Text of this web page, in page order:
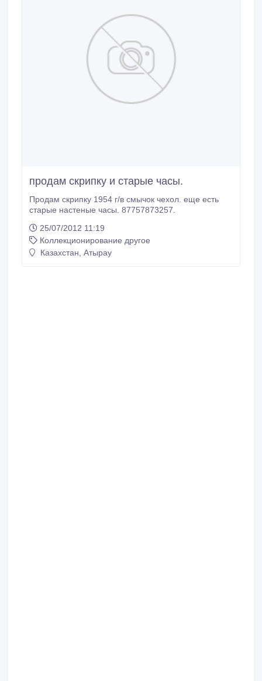
продам скрипку и старые часы.
Продам скрипку 1954 г/в смычок чехол. еще есть
старые настеные часы. 87757873257.
25/07/2012 11:19
Коллекционирование другое
Казахстан, Атырау